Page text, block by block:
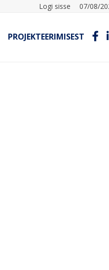
Logi sisse 07/08/
PROJEKTEERIMISEST